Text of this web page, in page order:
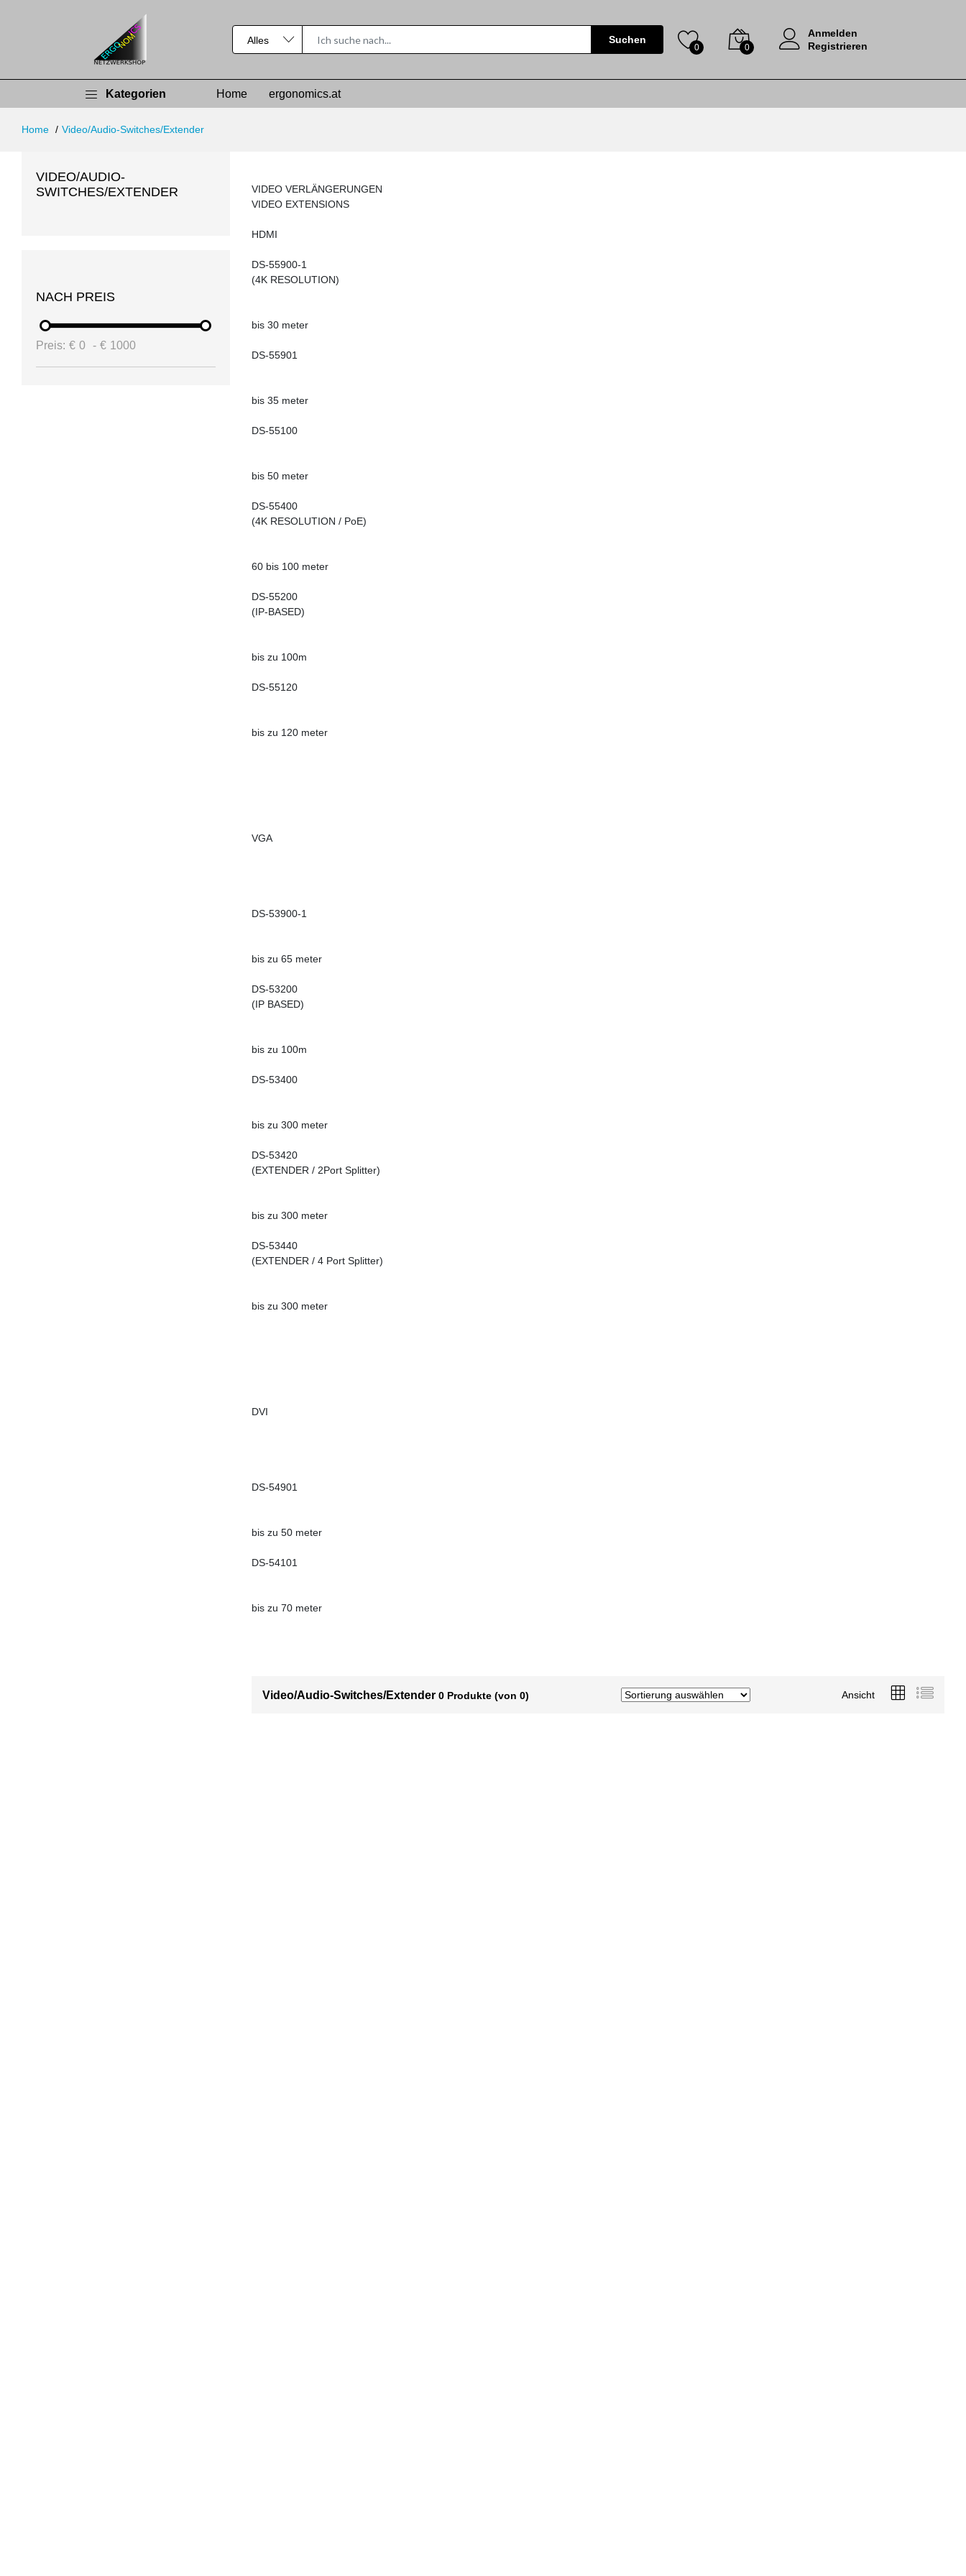
Suchen
0 0
Anmelden
Registrieren
Kategorien Home ergonomics.at
Home Video/Audio-Switches/Extender
VIDEO/AUDIO-
SWITCHES/EXTENDER
NACH PREIS
Preis: € 0 - € 1000
VIDEO VERLÄNGERUNGEN
VIDEO EXTENSIONS
HDMI
DS-55900-1
(4K RESOLUTION)
bis 30 meter
DS-55901
bis 35 meter
DS-55100
bis 50 meter
DS-55400
(4K RESOLUTION / PoE)
60 bis 100 meter
DS-55200
(IP-BASED)
bis zu 100m
DS-55120
bis zu 120 meter
VGA
DS-53900-1
bis zu 65 meter
DS-53200
(IP BASED)
bis zu 100m
DS-53400
bis zu 300 meter
DS-53420
(EXTENDER / 2Port Splitter)
bis zu 300 meter
DS-53440
(EXTENDER / 4 Port Splitter)
bis zu 300 meter
DVI
DS-54901
bis zu 50 meter
DS-54101
bis zu 70 meter
Video/Audio-Switches/Extender 0 Produkte (von 0) Ansicht